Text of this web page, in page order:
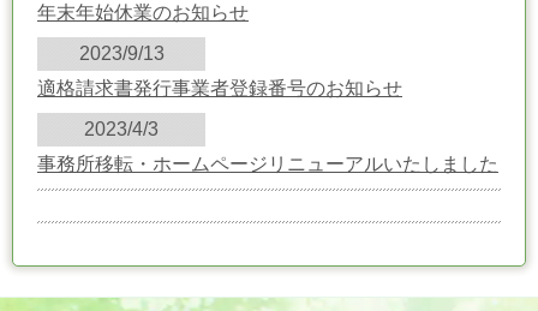
年末年始休業のお知らせ
2023/9/13
適格請求書発行事業者登録番号のお知らせ
2023/4/3
事務所移転・ホームページリニューアルいたしました